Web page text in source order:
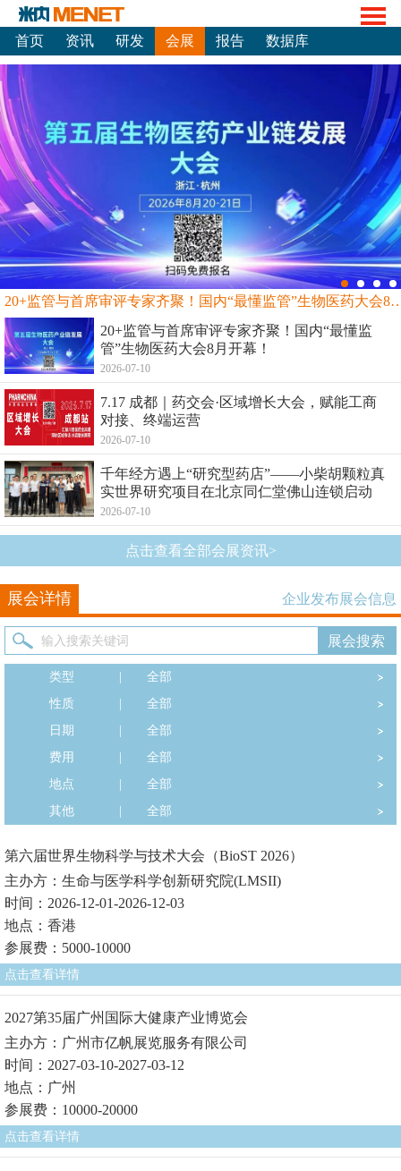
首页 资讯 研发 会展 报告 数据库
20+监管与首席审评专家齐聚！国内“最
20+监管与首席审评专家齐聚！国内“最懂监
管”生物医药大会8月开幕！
2026-07-10
7.17 成都｜药交会·区域增长大会，赋能工商
对接、终端运营
2026-07-10
千年经方遇上“研究型药店”——小柴胡颗粒真
实世界研究项目在北京同仁堂佛山连锁启动
2026-07-10
点击查看全部会展资讯>
展会详情 企业发布展会信息
类型
全部
性质
全部
日期
全部
费用
全部
地点
全部
其他
全部
第六届世界生物科学与技术大会（BioST 2026）
主办方：生命与医学科学创新研究院(LMSII)
时间：2026-12-01-2026-12-03
地点：香港
参展费：5000-10000
点击查看详情
2027第35届广州国际大健康产业博览会
主办方：广州市亿帆展览服务有限公司
时间：2027-03-10-2027-03-12
地点：广州
参展费：10000-20000
点击查看详情